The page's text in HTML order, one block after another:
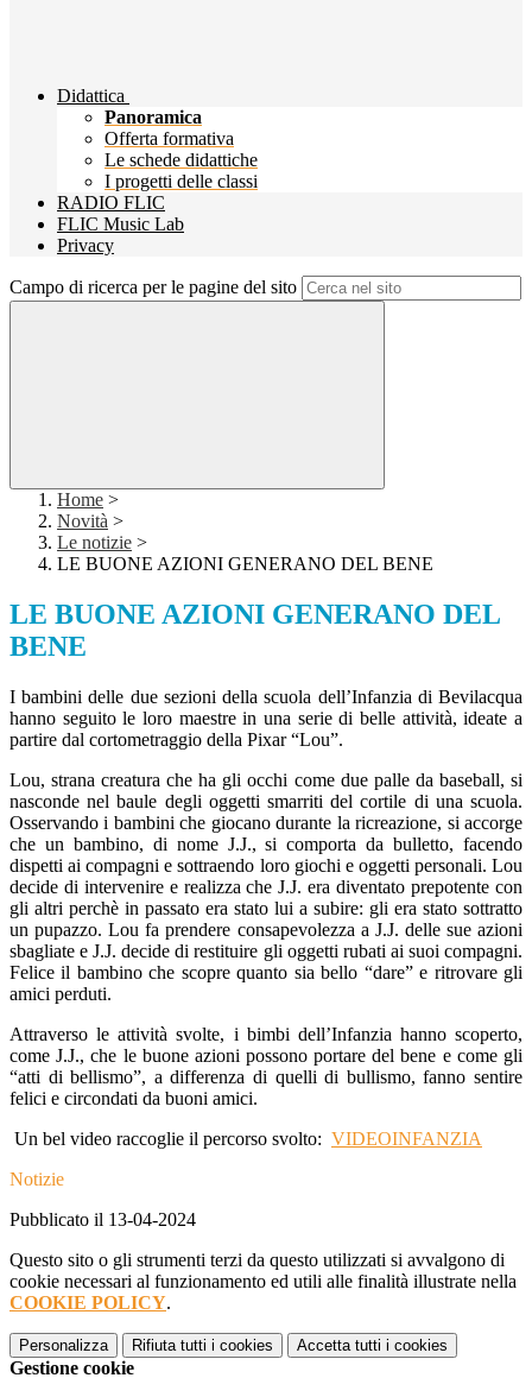
Didattica
Panoramica
Offerta formativa
Le schede didattiche
I progetti delle classi
RADIO FLIC
FLIC Music Lab
Privacy
Campo di ricerca per le pagine del sito
Home >
Novità >
Le notizie >
LE BUONE AZIONI GENERANO DEL BENE
LE BUONE AZIONI GENERANO DEL
BENE
I bambini delle due sezioni della scuola dell’Infanzia di Bevilacqua
hanno seguito le loro maestre in una serie di belle attività, ideate a
partire dal cortometraggio della Pixar “Lou”.
Lou, strana creatura che ha gli occhi come due palle da baseball, si
nasconde nel baule degli oggetti smarriti del cortile di una scuola.
Osservando i bambini che giocano durante la ricreazione, si accorge
che un bambino, di nome J.J., si comporta da bulletto, facendo
dispetti ai compagni e sottraendo loro giochi e oggetti personali. Lou
decide di intervenire e realizza che J.J. era diventato prepotente con
gli altri perchè in passato era stato lui a subire: gli era stato sottratto
un pupazzo. Lou fa prendere consapevolezza a J.J. delle sue azioni
sbagliate e J.J. decide di restituire gli oggetti rubati ai suoi compagni.
Felice il bambino che scopre quanto sia bello “dare” e ritrovare gli
amici perduti.
Attraverso le attività svolte, i bimbi dell’Infanzia hanno scoperto,
come J.J., che le buone azioni possono portare del bene e come gli
“atti di bellismo”, a differenza di quelli di bullismo, fanno sentire
felici e circondati da buoni amici.
Un bel video raccoglie il percorso svolto: VIDEOINFANZIA
Notizie
Pubblicato il 13-04-2024
Questo sito o gli strumenti terzi da questo utilizzati si avvalgono di
cookie necessari al funzionamento ed utili alle finalità illustrate nella
COOKIE POLICY.
Personalizza Rifiuta tutti i cookies Accetta tutti i cookies
Gestione cookie